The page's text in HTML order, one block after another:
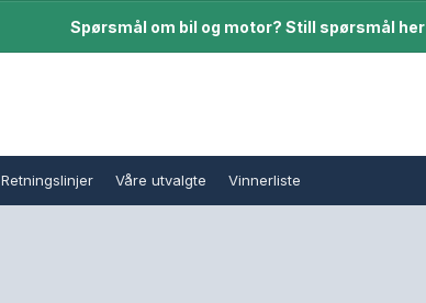
Spørsmål om bil og motor? Still spørsmål her
Retningslinjer Våre utvalgte Vinnerliste